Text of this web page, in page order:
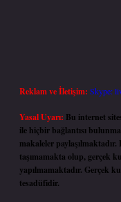
Reklam ve İletişim: Skype:
Yasal Uyarı: Bu internet
ile hiçbir bağlantısı
makaleler
taşımamakta olup, gerçek
yapılmamaktadır. Gerçek
tesadüfidir.